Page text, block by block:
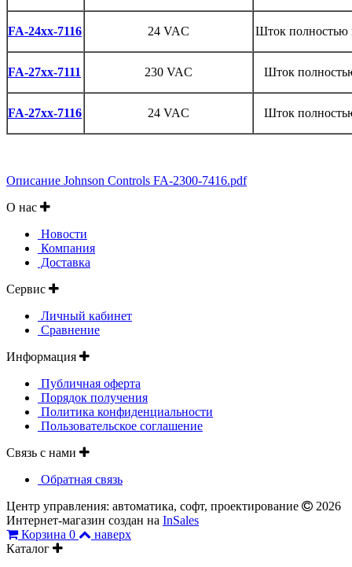
FA-24xx-7116 24 VAC Шток полностью
FA-27xx-7111 230 VAC Шток
FA-27xx-7116 24 VAC Шток
Описание Johnson Controls FA-2300-7416.pdf
О нас
Новости
Компания
Доставка
Сервис
Личный кабинет
Сравнение
Информация
Публичная оферта
Порядок получения
Политика конфиденциальности
Пользовательское соглашение
Связь с нами
Обратная связь
Центр управления: автоматика, софт, проектирование
2026
Интернет-магазин создан на InSales
Корзина 0
наверх
Каталог